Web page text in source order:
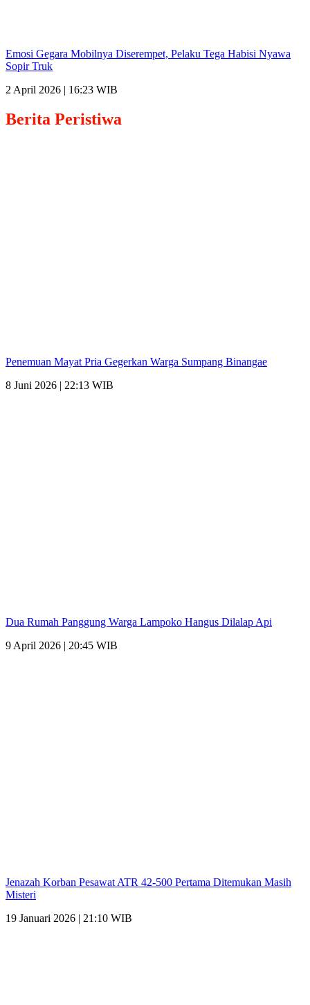
Emosi Gegara Mobilnya Diserempet, Pelaku Tega Habisi Nyawa
Sopir Truk
2 April 2026 | 16:23 WIB
Berita Peristiwa
Penemuan Mayat Pria Gegerkan Warga Sumpang Binangae
8 Juni 2026 | 22:13 WIB
Dua Rumah Panggung Warga Lampoko Hangus Dilalap Api
9 April 2026 | 20:45 WIB
Jenazah Korban Pesawat ATR 42-500 Pertama Ditemukan Masih
Misteri
19 Januari 2026 | 21:10 WIB